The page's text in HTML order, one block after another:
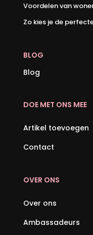
OVER ONS
Over ons
Ambassadeurs
BLOG
Blog
DOE MET ONS MEE
Artikel toevoegen
Contact
Voordelen van
Zo kies je de